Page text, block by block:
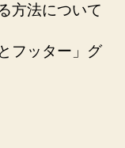
方法について
フッター」グ